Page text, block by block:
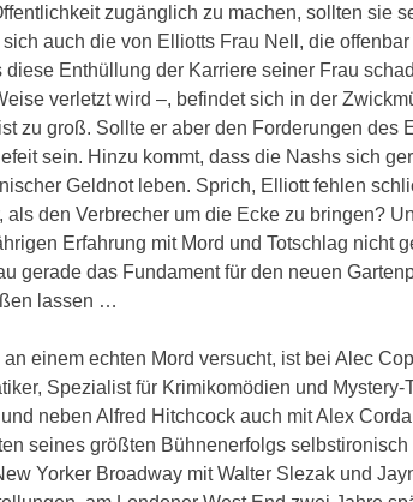
zugänglich zu machen, sollten sie
auch die von Elliotts Frau Nell, die
Enthüllung der Karriere seiner Frau
verletzt wird –, befindet sich in der
zu groß. Sollte er aber den Forderungen des
sein. Hinzu kommt, dass die Nashs sich
Geldnot leben. Sprich, Elliott fehlen
den Verbrecher um die Ecke zu bringen?
Erfahrung mit Mord und Totschlag nicht
gerade das Fundament für den neuen
lassen …
einem echten Mord versucht, ist bei Alec
Spezialist für Krimikomödien und Mystery-
neben Alfred Hitchcock auch mit Alex
seines größten Bühnenerfolgs selbstironisch
Yorker Broadway mit Walter Slezak und